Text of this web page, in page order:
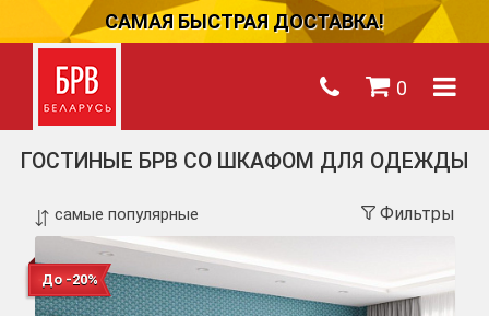
САМАЯ БЫСТРАЯ ДОСТАВКА!
0
ГОСТИНЫЕ БРВ СО ШКАФОМ ДЛЯ ОДЕЖДЫ
Фильтры
До -20%